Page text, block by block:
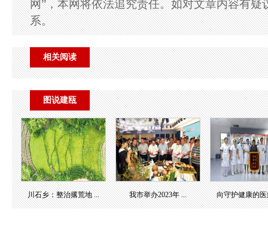
网”，本网将依法追究责任。如对文章内容有疑
系。
相关阅读
图说建瓯
川石乡：整治撂荒地 ... 我市举办2023年 ... 向守护健康的医